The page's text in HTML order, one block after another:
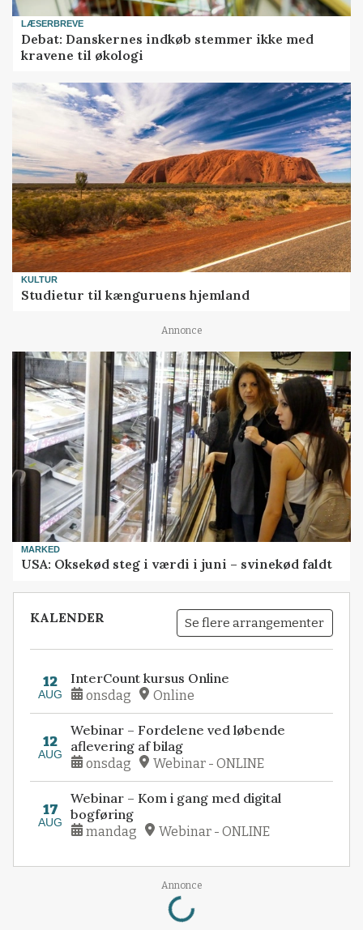
LÆSERBREVE
Debat: Danskernes indkøb stemmer ikke med
kravene til økologi
KULTUR
Studietur til kænguruens hjemland
Annonce
MARKED
USA: Oksekød steg i værdi i juni – svinekød faldt
KALENDER Se flere arrangementer
12
AUG
InterCount kursus Online
onsdag Online
12
AUG
Webinar – Fordelene ved løbende
aflevering af bilag
onsdag Webinar - ONLINE
17
AUG
Webinar – Kom i gang med digital
bogføring
mandag Webinar - ONLINE
Annonce
Loading...